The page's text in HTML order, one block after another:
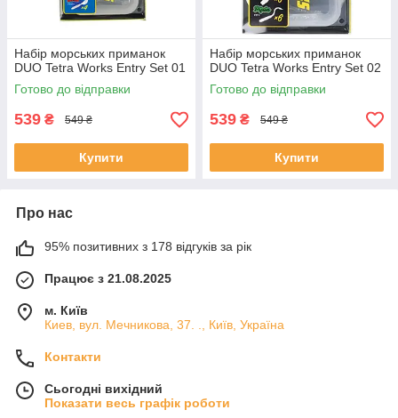
Набір морських приманок
DUO Tetra Works Entry Set 01
Готово до відправки
539 ₴ 549 ₴
Купити
Набір морських приманок
DUO Tetra Works Entry Set 02
Готово до відправки
539 ₴ 549 ₴
Купити
Про нас
95% позитивних з 178 відгуків за рік
Працює з 21.08.2025
м. Київ
Киев, вул. Мечникова, 37. ., Київ, Україна
Контакти
Сьогодні вихідний
Показати весь графік роботи